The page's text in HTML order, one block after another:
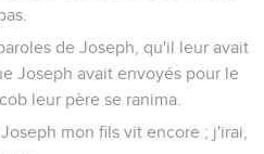
de Joseph, qu'il leur avait
Joseph avait envoyés pour le
leur père se ranima.
mon fils vit encore ; j'irai,